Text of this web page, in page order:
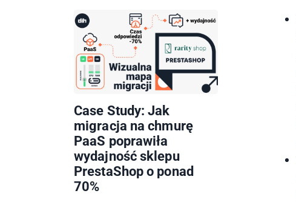
Case Study: Jak
migracja na chmurę
PaaS poprawiła
wydajność sklepu
PrestaShop o ponad
70%